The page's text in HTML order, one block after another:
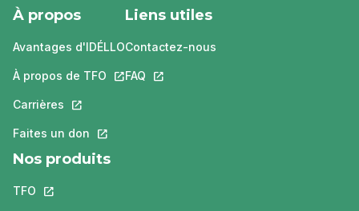
À propos
Avantages d'IDÉLLO
À propos de TFO Ce lien s'ouvrira dans un nouvel onglet.
Carrières Ce lien s'ouvrira dans un nouvel onglet.
Faites un don Ce lien s'ouvrira dans un nouvel onglet.
Liens utiles
Contactez-nous
FAQ Ce lien s'ouvrira dans un nouvel
Nos produits
TFO Ce lien s'ouvrira dans un nouvel onglet.